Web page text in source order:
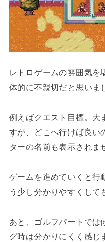
レトロゲームの雰囲気を
体的に不親切だと思いま
例えばクエスト目標。大
すが、どこへ行けば良い
ターの名前も表示されま
ゲームを進めていくと行
う少し分かりやすくして
あと、ゴルフパートでは
グ時は分かりにくく感じ